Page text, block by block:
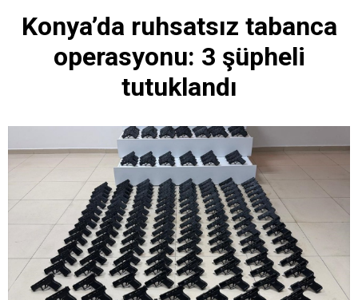
Konya’da ruhsatsız tabanca
operasyonu: 3 şüpheli
tutuklandı